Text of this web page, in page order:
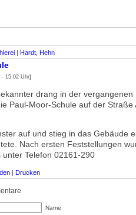
| Hardt, Hehn
- 15:02 Uhr]
drang in der
Paul-Moor-Schule auf der
auf und stieg in das Gebäude
Nach ersten Feststellungen
unter Telefon 02161-290
| Drucken
Name